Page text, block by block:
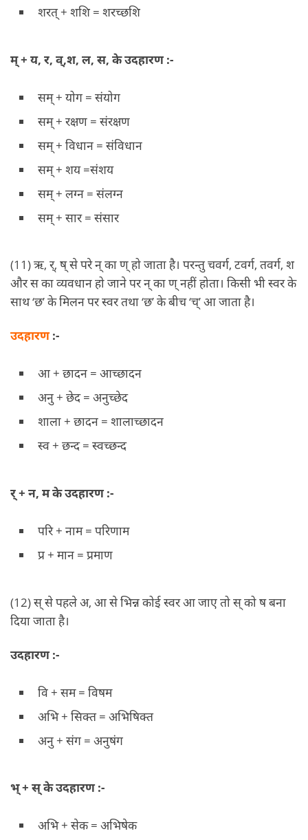
शरत् + शशि = शरच्छशि
म् + य, र, व्,श, ल, स, के उदहारण :-
सम् + योग = संयोग
सम् + रक्षण = संरक्षण
सम् + विधान = संविधान
सम् + शय =संशय
सम् + लग्न = संलग्न
सम् + सार = संसार
(11) ऋ, र्, ष् से परे न् का ण् हो जाता है। परन्तु चवर्ग, टवर्ग, तवर्ग, श
और स का व्यवधान हो जाने पर न् का ण् नहीं होता। किसी भी स्वर के
साथ ‘छ’ के मिलन पर स्वर तथा ‘छ’ के बीच ‘च्’ आ जाता है।
उदहारण:-
आ + छादन = आच्छादन
अनु + छेद = अनुच्छेद
शाला + छादन = शालाच्छादन
स्व + छन्द = स्वच्छन्द
र् + न, म के उदहारण :-
परि + नाम = परिणाम
प्र + मान = प्रमाण
(12) स् से पहले अ, आ से भिन्न कोई स्वर आ जाए तो स् को ष बना
दिया जाता है।
उदहारण :-
वि + सम = विषम
अभि + सिक्त = अभिषिक्त
अनु + संग = अनुषंग
भ् + स् के उदहारण :-
अभि + सेक = अभिषेक